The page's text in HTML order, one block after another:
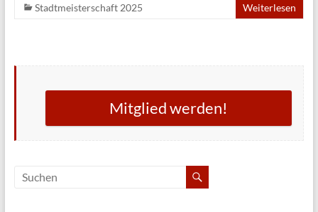
Stadtmeisterschaft 2025
Weiterlesen
Mitglied werden!